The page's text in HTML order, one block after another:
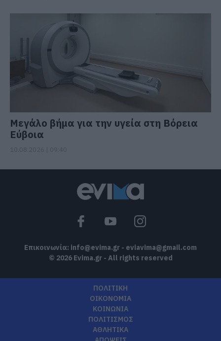
Μεγάλο βήμα για την υγεία στη Βόρεια
Εύβοια
Επικοινωνία: info@evima.gr - eviavima@gmail.com
© 2026 Evima.gr - All rights reserved
ΠΟΛΙΤΙΚΗ
ΟΙΚΟΝΟΜΙΑ
ΚΟΙΝΩΝΙΑ
ΠΟΛΙΤΙΣΜΟΣ
ΑΘΛΗΤΙΚΑ